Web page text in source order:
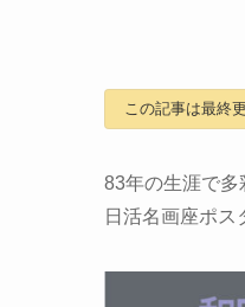
この記事は最終
83年の生涯で
日活名画座ポス